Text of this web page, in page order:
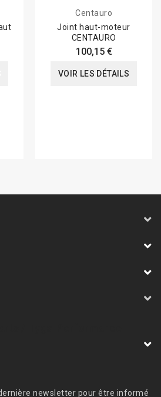
Centauro
Joint haut-moteur
CENTAURO
100,15 €
VOIR LES DÉTAILS
newsletter pour être informé